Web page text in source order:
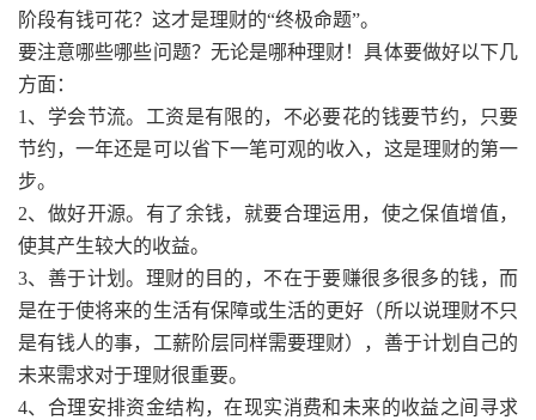
阶段有钱可花？这才是理财的“终极命题”。
要注意哪些哪些问题？无论是哪种理财！具体要做好以下几
方面：
1、学会节流。工资是有限的，不必要花的钱要节约，只要
节约，一年还是可以省下一笔可观的收入，这是理财的第一
步。
2、做好开源。有了余钱，就要合理运用，使之保值增值，
使其产生较大的收益。
3、善于计划。理财的目的，不在于要赚很多很多的钱，而
是在于使将来的生活有保障或生活的更好（所以说理财不只
是有钱人的事，工薪阶层同样需要理财），善于计划自己的
未来需求对于理财很重要。
4、合理安排资金结构，在现实消费和未来的收益之间寻求